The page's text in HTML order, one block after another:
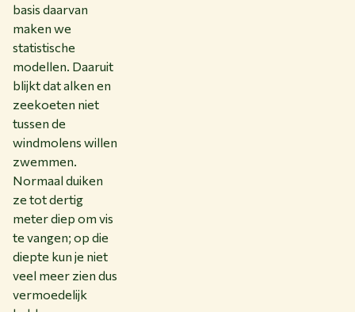
basis daarvan
maken we
statistische
modellen. Daaruit
blijkt dat alken en
zeekoeten niet
tussen de
windmolens willen
zwemmen.
Normaal duiken
ze tot dertig
meter diep om vis
te vangen; op die
diepte kun je niet
veel meer zien dus
vermoedelijk